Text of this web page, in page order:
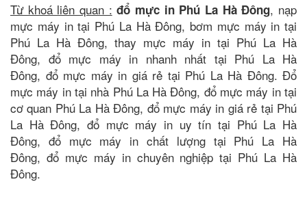
Từ khoá liên quan : đổ mực in Phú La Hà Đông, nạp
mực máy in tại Phú La Hà Đông, bơm mực máy in tại
Phú La Hà Đông, thay mực máy in tại Phú La Hà
Đông, đổ mực máy in nhanh nhất tại Phú La Hà
Đông, đổ mực máy in giá rẻ tại Phú La Hà Đông. Đổ
mực máy in tại nhà Phú La Hà Đông, đổ mực máy in tại
cơ quan Phú La Hà Đông, đổ mực máy in giá rẻ tại Phú
La Hà Đông, đổ mực máy in uy tín tại Phú La Hà
Đông, đổ mực máy in chất lượng tại Phú La Hà
Đông, đổ mực máy in chuyên nghiệp tại Phú La Hà
Đông.